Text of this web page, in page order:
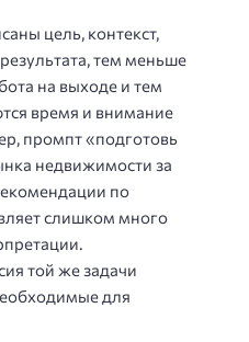
цель, контекст,
тем меньше
на выходе и тем
время и внимание
промпт «подготовь
недвижимости за
по
слишком много
той же задачи
для